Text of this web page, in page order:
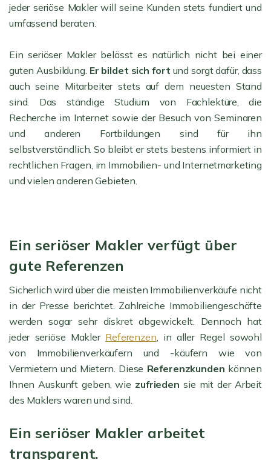
jeder seriöse Makler will seine Kunden stets fundiert und
umfassend beraten.
Ein seriöser Makler belässt es natürlich nicht bei einer
guten Ausbildung. Er bildet sich fort und sorgt dafür, dass
auch seine Mitarbeiter stets auf dem neuesten Stand
sind. Das ständige Studium von Fachlektüre, die
Recherche im Internet sowie der Besuch von Seminaren
und anderen Fortbildungen sind für ihn
selbstverständlich. So bleibt er stets bestens informiert in
rechtlichen Fragen, im Immobilien- und Internetmarketing
und vielen anderen Gebieten.
Ein seriöser Makler verfügt über
gute Referenzen
Sicherlich wird über die meisten Immobilienverkäufe nicht
in der Presse berichtet. Zahlreiche Immobiliengeschäfte
werden sogar sehr diskret abgewickelt. Dennoch hat
jeder seriöse Makler Referenzen , in aller Regel sowohl
von Immobilienverkäufern und -käufern wie von
Vermietern und Mietern. Diese Referenzkunden können
Ihnen Auskunft geben, wie zufrieden sie mit der Arbeit
des Maklers waren und sind.
Ein seriöser Makler arbeitet
transparent.